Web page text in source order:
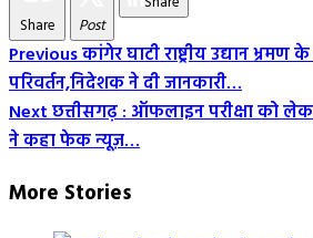
Share Post
Post
Navigation
Previousकांगेर घाटी राष्ट्रीय उद्यान
परिवर्तन,निदेशक ने दी जानकारी…
Nextछत्तीसगढ़ : ऑफलाइन परीक्षा को
ने कहा फेक न्यूज़…
More Stories